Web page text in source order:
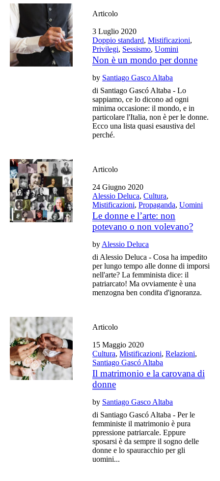
Articolo
3 Luglio 2020
Doppio standard,Mistificazioni,
Privilegi, Sessismo,Uomini
Non è un mondo per donne
by Santiago Gasco Altaba
di Santiago Gascó Altaba - Lo
sappiamo, ce lo dicono ad ogni
minima occasione: il mondo, e in
particolare l'Italia, non è per le donne.
Ecco una lista quasi esaustiva del
perché.
Articolo
24 Giugno 2020
Alessio Deluca,Cultura,
Mistificazioni,Propaganda,Uomini
Le donne e l’arte: non
potevano o non volevano?
by Alessio Deluca
di Alessio Deluca - Cosa ha impedito
per lungo tempo alle donne di imporsi
nell'arte? La femminista dice: il
patriarcato! Ma ovviamente è una
menzogna ben condita d'ignoranza.
Articolo
15 Maggio 2020
Cultura,Mistificazioni,Relazioni,
Santiago Gascó Altaba
Il matrimonio e la carovana di
donne
by Santiago Gasco Altaba
di Santiago Gascó Altaba - Per le
femministe il matrimonio è pura
ppressione patriarcale. Eppure
sposarsi è da sempre il sogno delle
donne e lo spauracchio per gli
uomini...